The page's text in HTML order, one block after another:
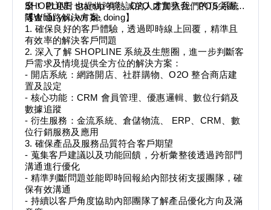
SHOPLINE 也提供跨境、O2O 虛實整合、POS 系統
等全通路解決方案。
麼！ 歡迎對 startup 有熱誠的人才加入我們的頂尖團
隊！
【What you will be doing】
1. 確保良好的客戶體驗，透過即時線上回覆，精準且
有效率的解決客戶問題
2. 深入了解 SHOPLINE 系統及生態圈，進一步判斷客
戶需求及情境提供全方位的解決方案：
- 開店系統：網路開店、社群購物、O2O 整合商店建
置及設定
- 核心功能：CRM 會員管理、優惠邏輯、數位行銷及
數據追蹤
- 衍生服務：金流系統、倉儲物流、 ERP、CRM、數
位行銷服務及應用
3. 確保產品及服務品質符合客戶期望
- 蒐集客戶建議以及功能回饋，分析彙整後透過跨部門
溝通進行優化
- 精準判斷問題並能即時回報給內部技術支援團隊，確
保有效溝通
- 持續以客戶角度協助內部團隊了解產品優化方向及滿